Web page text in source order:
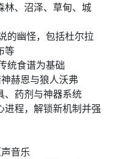
林、沼泽、草甸、城
的幽怪，包括杜尔拉
等
统食谱为基础
赫恩与狼人沃弗
、药剂与神器系统
进程，解锁新机制并强
音乐